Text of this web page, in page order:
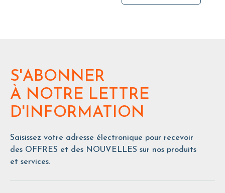
S'ABONNER
À NOTRE LETTRE
D'INFORMATION
Saisissez votre adresse électronique pour recevoir
des OFFRES et des NOUVELLES sur nos produits
et services.